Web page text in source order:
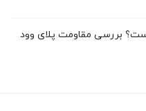
بررسی مقاومت پلای وود